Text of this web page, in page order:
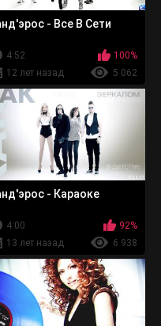
- Все В Сети
4:52
100%
12 лет назад
5 062
- Караоке
4:00
92%
13 лет назад
6 938